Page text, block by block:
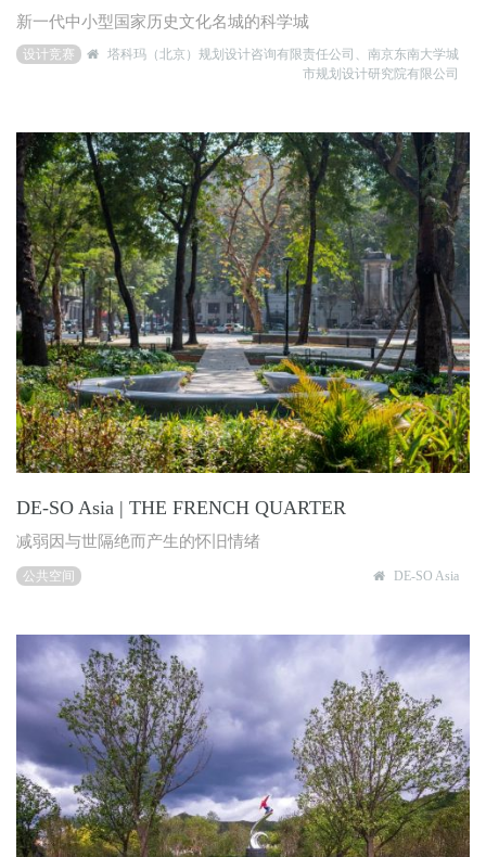
新一代中小型国家历史文化名城的科学城
设计竞赛
塔科玛（北京）规划设计咨询有限责任公司、南京东南大学城
市规划设计研究院有限公司
DE-SO Asia | THE FRENCH QUARTER
减弱因与世隔绝而产生的怀旧情绪
公共空间 DE-SO Asia